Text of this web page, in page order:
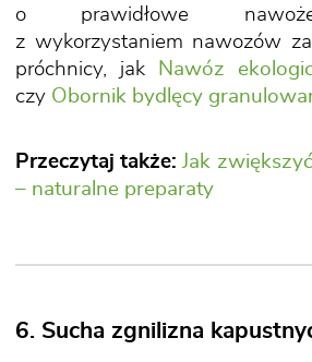
o prawidłowe
z wykorzystaniem nawozów
próchnicy, jak
Nawóz
czy Obornik bydlęcy
Przeczytaj także: Jak
– naturalne preparaty
6. Sucha zgnilizna